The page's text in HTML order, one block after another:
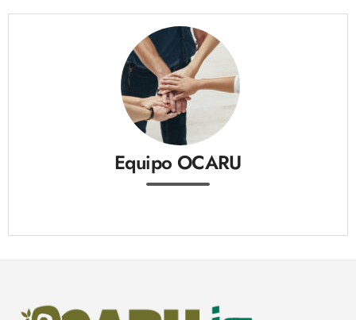
Equipo OCARU